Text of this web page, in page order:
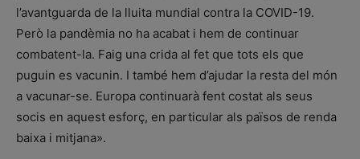
l’avantguarda de la lluita mundial contra la COVID-19.
Però la pandèmia no ha acabat i hem de continuar
combatent-la. Faig una crida al fet que tots els que
puguin es vacunin. I també hem d’ajudar la resta del món
a vacunar-se. Europa continuarà fent costat als seus
socis en aquest esforç, en particular als països de renda
baixa i mitjana».